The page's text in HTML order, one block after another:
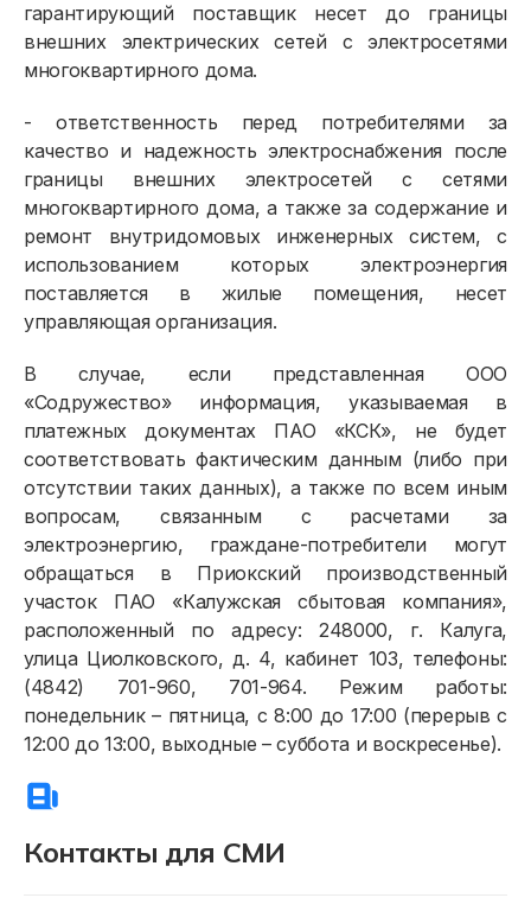
Контакты для СМИ
гарантирующий поставщик несет до границы
внешних электрических сетей с электросетями
многоквартирного дома.
- ответственность перед потребителями за
качество и надежность электроснабжения после
границы внешних электросетей с сетями
многоквартирного дома, а также за содержание и
ремонт внутридомовых инженерных систем, с
использованием которых электроэнергия
поставляется в жилые помещения, несет
управляющая организация.
В случае, если представленная ООО
«Содружество» информация, указываемая в
платежных документах ПАО «КСК», не будет
соответствовать фактическим данным (либо при
отсутствии таких данных), а также по всем иным
вопросам, связанным с расчетами за
электроэнергию, граждане-потребители могут
обращаться в Приокский производственный
участок ПАО «Калужская сбытовая компания»,
расположенный по адресу: 248000, г. Калуга,
улица Циолковского, д. 4, кабинет 103, телефоны:
(4842) 701-960, 701-964. Режим работы:
понедельник – пятница, с 8:00 до 17:00 (перерыв с
12:00 до 13:00, выходные – суббота и воскресенье).